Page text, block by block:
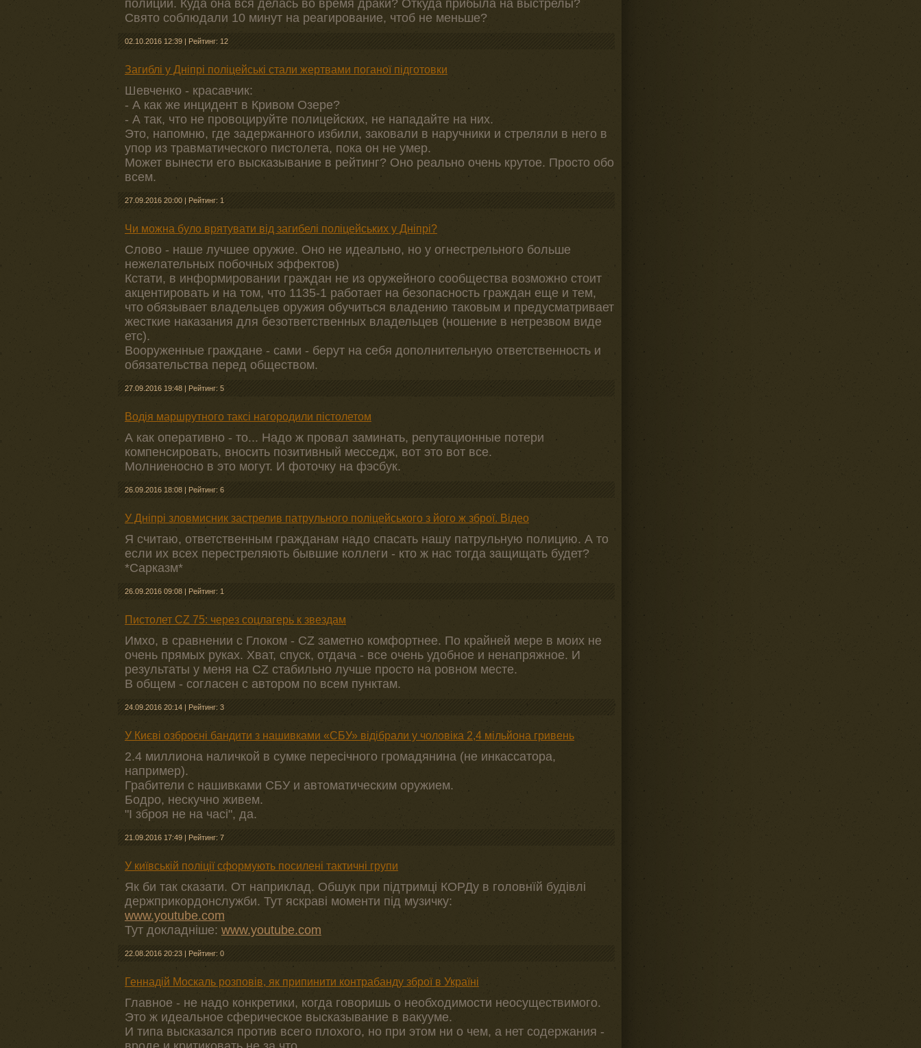
полиции. Куда она вся делась во время драки? Откуда прибыла на выстрелы?
Свято соблюдали 10 минут на реагирование, чтоб не меньше?
02.10.2016 12:39 | Рейтинг: 12
Загиблі у Дніпрі поліцейські стали жертвами поганої підготовки
Шевченко - красавчик:
- А как же инцидент в Кривом Озере?
- А так, что не провоцируйте полицейских, не нападайте на них.
Это, напомню, где задержанного избили, заковали в наручники и стреляли в него в
упор из травматического пистолета, пока он не умер.
Может вынести его высказывание в рейтинг? Оно реально очень крутое. Просто обо
всем.
27.09.2016 20:00 | Рейтинг: 1
Чи можна було врятувати від загибелі поліцейських у Дніпрі?
Слово - наше лучшее оружие. Оно не идеально, но у огнестрельного больше
нежелательных побочных эффектов)
Кстати, в информировании граждан не из оружейного сообщества возможно стоит
акцентировать и на том, что 1135-1 работает на безопасность граждан еще и тем,
что обязывает владельцев оружия обучиться владению таковым и предусматривает
жесткие наказания для безответственных владельцев (ношение в нетрезвом виде
етс).
Вооруженные граждане - сами - берут на себя дополнительную ответственность и
обязательства перед обществом.
27.09.2016 19:48 | Рейтинг: 5
Водія маршрутного таксі нагородили пістолетом
А как оперативно - то... Надо ж провал заминать, репутационные потери
компенсировать, вносить позитивный месседж, вот это вот все.
Молниеносно в это могут. И фоточку на фэсбук.
26.09.2016 18:08 | Рейтинг: 6
У Дніпрі зловмисник застрелив патрульного поліцейського з його ж зброї. Відео
Я считаю, ответственным гражданам надо спасать нашу патрульную полицию. А то
если их всех перестреляють бывшие коллеги - кто ж нас тогда защищать будет?
*Сарказм*
26.09.2016 09:08 | Рейтинг: 1
Пистолет CZ 75: через соцлагерь к звездам
Имхо, в сравнении с Глоком - СZ заметно комфортнее. По крайней мере в моих не
очень прямых руках. Хват, спуск, отдача - все очень удобное и ненапряжное. И
результаты у меня на СZ стабильно лучше просто на ровном месте.
В общем - согласен с автором по всем пунктам.
24.09.2016 20:14 | Рейтинг: 3
У Києві озброєні бандити з нашивками «СБУ» відібрали у чоловіка 2,4 мільйона гривень
2.4 миллиона наличкой в сумке пересічного громадянина (не инкассатора,
например).
Грабители с нашивками СБУ и автоматическим оружием.
Бодро, нескучно живем.
"І зброя не на часі", да.
21.09.2016 17:49 | Рейтинг: 7
У київській поліції сформують посилені тактичні групи
Як би так сказати. От наприклад. Обшук при підтримці КОРДу в головнїй будівлі
держприкордонслужби. Тут яскраві моменти під музичку:
www.youtube.com
Тут докладніше: www.youtube.com
22.08.2016 20:23 | Рейтинг: 0
Геннадій Москаль розповів, як припинити контрабанду зброї в Україні
Главное - не надо конкретики, когда говоришь о необходимости неосуществимого.
Это ж идеальное сферическое высказывание в вакууме.
И типа высказался против всего плохого, но при этом ни о чем, а нет содержания -